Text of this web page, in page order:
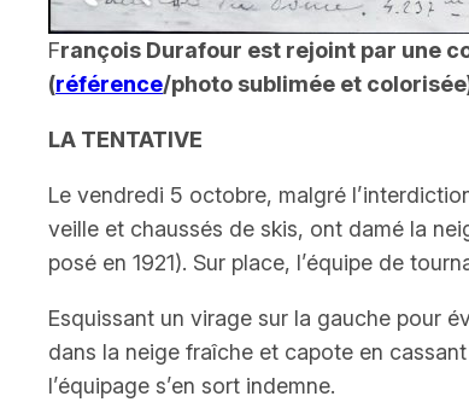
François Durafour est rejoint par une
(référence/photo sublimée et
LA TENTATIVE
Le vendredi 5 octobre, malgré
veille et chaussés de skis, ont damé la
posé en 1921). Sur place, l’équipe de
Esquissant un virage sur la gauche pour
dans la neige fraîche et capote en
l’équipage s’en sort indemne.